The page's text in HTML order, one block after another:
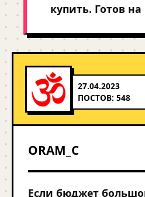
купить. Готов
27.04.2023
ПОСТОВ: 548
ORAM_C
Если бюджет